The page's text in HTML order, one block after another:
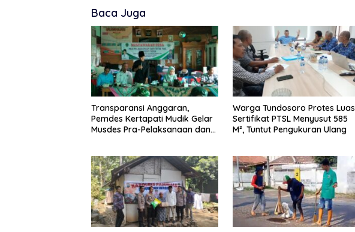
Baca Juga
Transparansi Anggaran,
Pemdes Kertapati Mudik Gelar
Musdes Pra-Pelaksanaan dan
Warga Tundosoro Protes Luas
Sertifikat PTSL Menyusut 585
M², Tuntut Pengukuran Ulang